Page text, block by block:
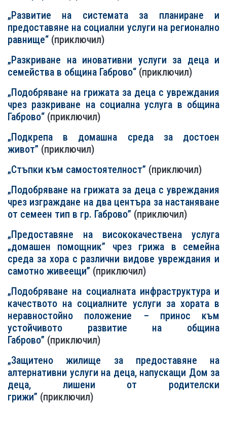
„Развитие на системата за планиране и
предоставяне на социални услуги на регионално
равнище“ (приключил)
„Разкриване на иновативни услуги за деца и
семейства в община Габрово“ (приключил)
„Подобряване на грижата за деца с увреждания
чрез разкриване на социална услуга в община
Габрово“ (приключил)
„Подкрепа в домашна среда за достоен
живот” (приключил)
„Стъпки към самостоятелност” (приключил)
„Подобряване нa грижата за деца с увреждания
чрез изграждане на два центъра за настаняване
от семеен тип в гр. Габрово” (приключил)
„Предоставяне на висококачествена услуга
„домашен помощник” чрез грижа в семейна
среда за хора с различни видове увреждания и
самотно живеещи” (приключил)
„Подобряване на социалната инфраструктура и
качеството на социалните услуги за хората в
неравностойно положение – принос към
устойчивото развитие на община
Габрово” (приключил)
„Защитено жилище за предоставяне на
алтернативни услуги на деца, напускащи Дом за
деца, лишени от родителски
грижи” (приключил)